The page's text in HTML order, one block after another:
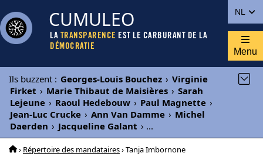
NL
CUMULEO
LA TRANSPARENCE EST LE CARBURANT DE LA
DÉMOCRATIE
Menu
Ils buzzent : Georges-Louis Bouchez › Virginie
Firket › Marie Thibaut de Maisières › Sarah
Lejeune › Raoul Hedebouw › Paul Magnette ›
Jean-Luc Crucke › Ann Van Damme › Michel
Daerden › Jacqueline Galant › ...
› Répertoire des mandataires› Tanja Imbornone